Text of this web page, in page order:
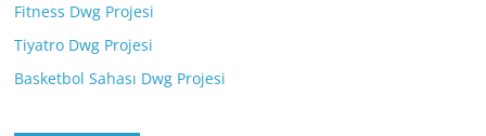
Fitness Dwg Projesi
Tiyatro Dwg Projesi
Basketbol Sahası Dwg Projesi